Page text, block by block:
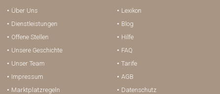
Über Uns
Dienstleistungen
Offene Stellen
Unsere Geschichte
Unser Team
Impressum
Marktplatzregeln
Lexikon
Blog
Hilfe
FAQ
Tarife
AGB
Datenschutz